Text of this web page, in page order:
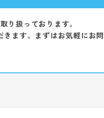
り扱っております。
ます。まずはお気軽にお問